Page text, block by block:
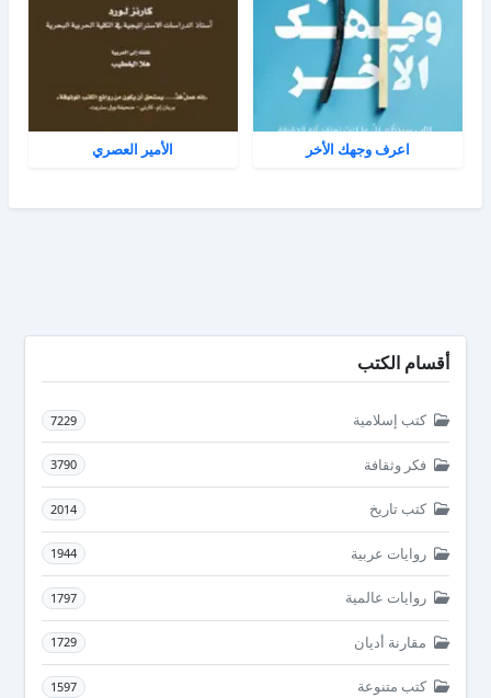
اعرف وجهك الأخر الأمير العصري
أقسام الكتب
كتب إسلامية 7229
فكر وثقافة 3790
كتب تاريخ 2014
روايات عربية 1944
روايات عالمية 1797
مقارنة أديان 1729
كتب متنوعة 1597